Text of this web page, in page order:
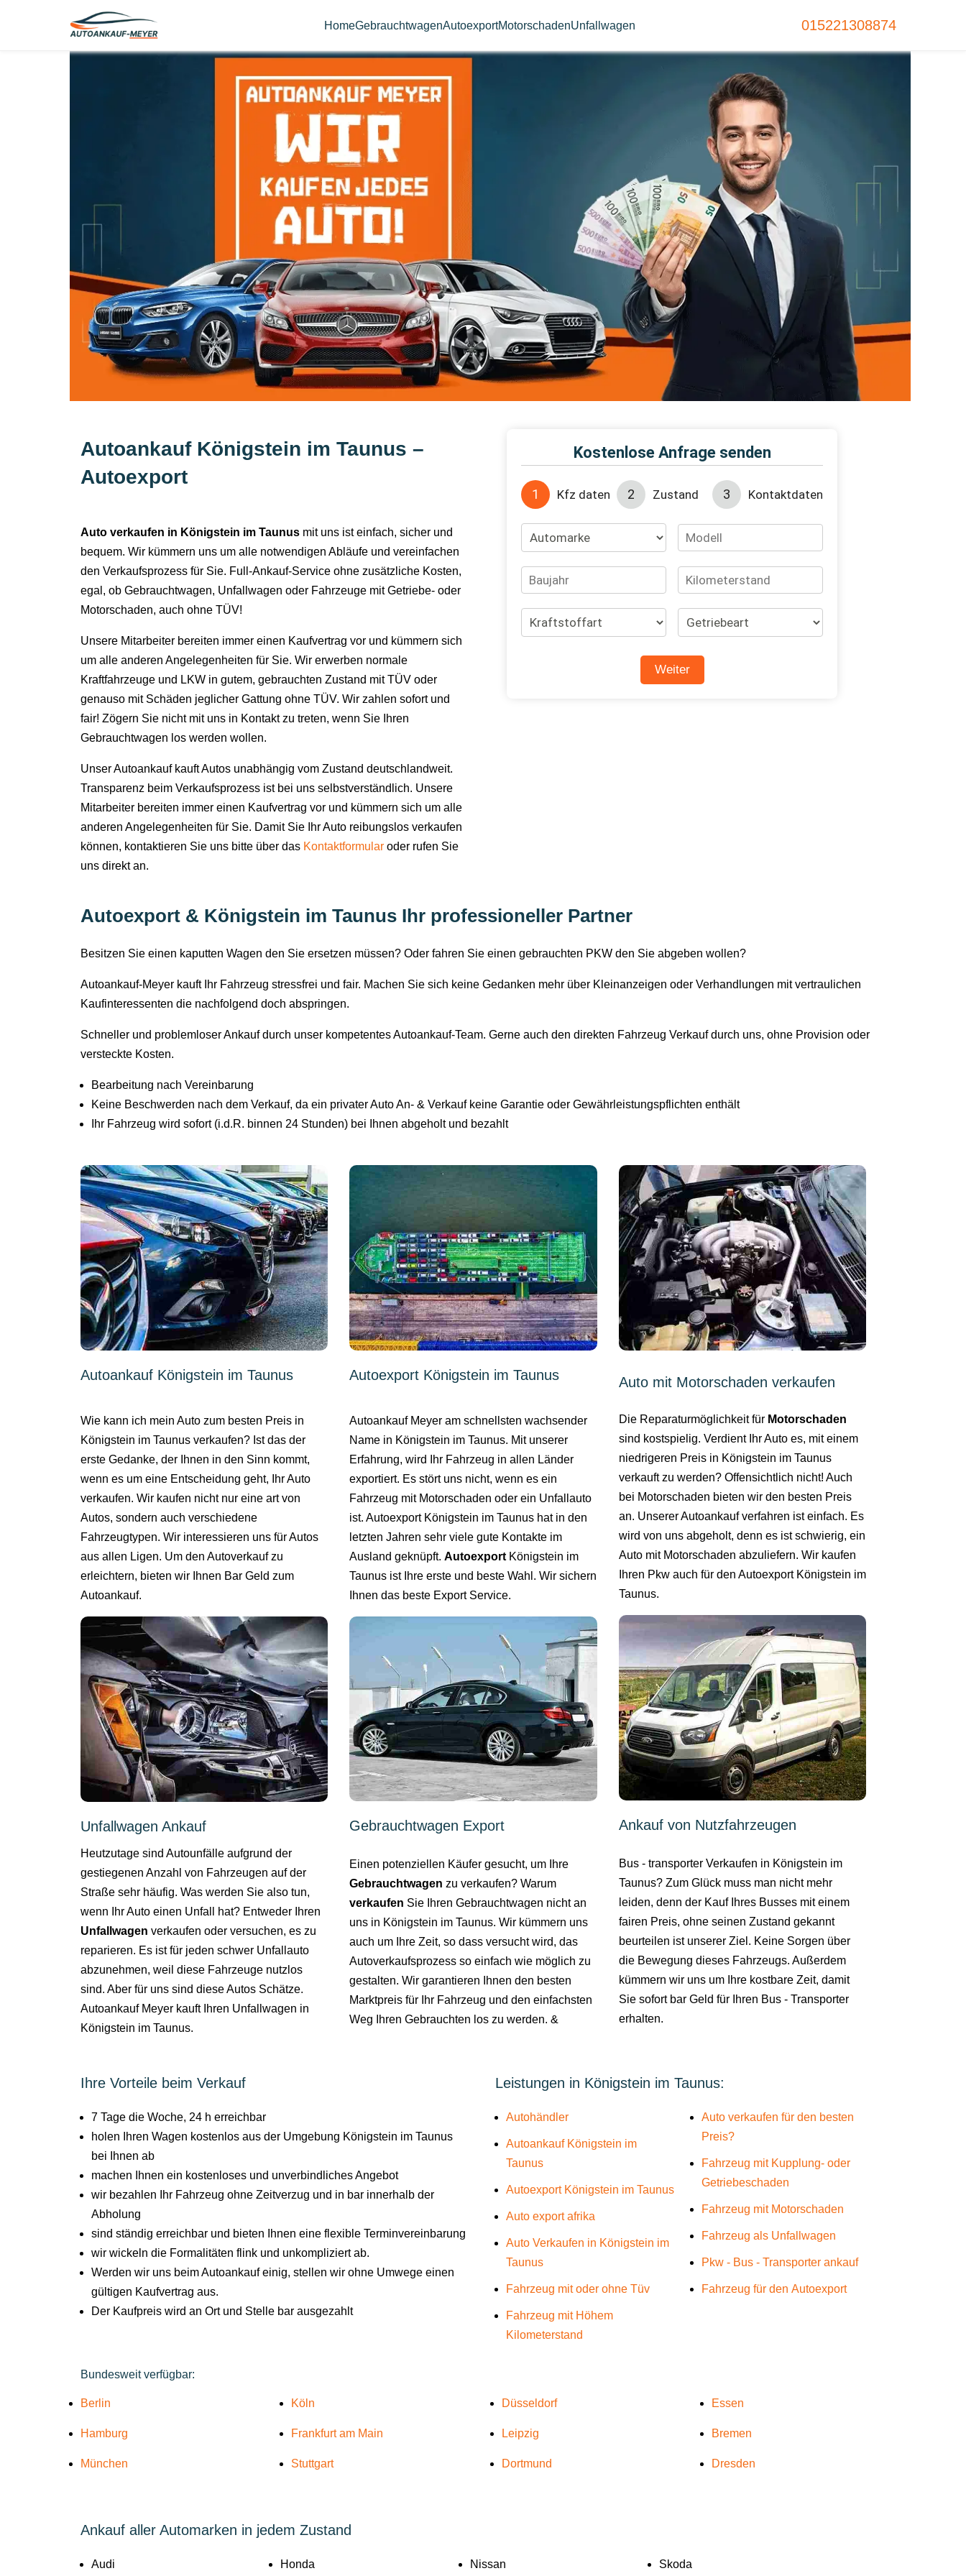
HomeGebrauchtwagenAutoexportMotorschadenUnfallwagen 015221308874
Autoankauf Königstein im Taunus –
Autoexport
Auto verkaufen in Königstein im Taunus mit uns ist einfach, sicher und
bequem. Wir kümmern uns um alle notwendigen Abläufe und vereinfachen
den Verkaufsprozess für Sie. Full-Ankauf-Service ohne zusätzliche Kosten,
egal, ob Gebrauchtwagen, Unfallwagen oder Fahrzeuge mit Getriebe- oder
Motorschaden, auch ohne TÜV!
Unsere Mitarbeiter bereiten immer einen Kaufvertrag vor und kümmern sich
um alle anderen Angelegenheiten für Sie. Wir erwerben normale
Kraftfahrzeuge und LKW in gutem, gebrauchten Zustand mit TÜV oder
genauso mit Schäden jeglicher Gattung ohne TÜV. Wir zahlen sofort und
fair! Zögern Sie nicht mit uns in Kontakt zu treten, wenn Sie Ihren
Gebrauchtwagen los werden wollen.
Unser Autoankauf kauft Autos unabhängig vom Zustand deutschlandweit.
Transparenz beim Verkaufsprozess ist bei uns selbstverständlich. Unsere
Mitarbeiter bereiten immer einen Kaufvertrag vor und kümmern sich um alle
anderen Angelegenheiten für Sie. Damit Sie Ihr Auto reibungslos verkaufen
können, kontaktieren Sie uns bitte über das Kontaktformular oder rufen Sie
uns direkt an.
Autoexport & Königstein im Taunus Ihr professioneller Partner
Besitzen Sie einen kaputten Wagen den Sie ersetzen müssen? Oder fahren Sie einen gebrauchten PKW den Sie abgeben wollen?
Autoankauf-Meyer kauft Ihr Fahrzeug stressfrei und fair. Machen Sie sich keine Gedanken mehr über Kleinanzeigen oder Verhandlungen mit vertraulichen
Kaufinteressenten die nachfolgend doch abspringen.
Schneller und problemloser Ankauf durch unser kompetentes Autoankauf-Team. Gerne auch den direkten Fahrzeug Verkauf durch uns, ohne Provision oder
versteckte Kosten.
Bearbeitung nach Vereinbarung
Keine Beschwerden nach dem Verkauf, da ein privater Auto An- & Verkauf keine Garantie oder Gewährleistungspflichten enthält
Ihr Fahrzeug wird sofort (i.d.R. binnen 24 Stunden) bei Ihnen abgeholt und bezahlt
Autoankauf Königstein im Taunus
Wie kann ich mein Auto zum besten Preis in
Königstein im Taunus verkaufen? Ist das der
erste Gedanke, der Ihnen in den Sinn kommt,
wenn es um eine Entscheidung geht, Ihr Auto
verkaufen. Wir kaufen nicht nur eine art von
Autos, sondern auch verschiedene
Fahrzeugtypen. Wir interessieren uns für Autos
aus allen Ligen. Um den Autoverkauf zu
erleichtern, bieten wir Ihnen Bar Geld zum
Autoankauf.
Unfallwagen Ankauf
Heutzutage sind Autounfälle aufgrund der
gestiegenen Anzahl von Fahrzeugen auf der
Straße sehr häufig. Was werden Sie also tun,
wenn Ihr Auto einen Unfall hat? Entweder Ihren
Unfallwagen verkaufen oder versuchen, es zu
reparieren. Es ist für jeden schwer Unfallauto
abzunehmen, weil diese Fahrzeuge nutzlos
sind. Aber für uns sind diese Autos Schätze.
Autoankauf Meyer kauft Ihren Unfallwagen in
Königstein im Taunus.
Autoexport Königstein im Taunus
Autoankauf Meyer am schnellsten wachsender
Name in Königstein im Taunus. Mit unserer
Erfahrung, wird Ihr Fahrzeug in allen Länder
exportiert. Es stört uns nicht, wenn es ein
Fahrzeug mit Motorschaden oder ein Unfallauto
ist. Autoexport Königstein im Taunus hat in den
letzten Jahren sehr viele gute Kontakte im
Ausland geknüpft.Autoexport Königstein im
Taunus ist Ihre erste und beste Wahl. Wir sichern
Ihnen das beste Export Service.
Gebrauchtwagen Export
Einen potenziellen Käufer gesucht, um Ihre
Gebrauchtwagen zu verkaufen? Warum
verkaufen Sie Ihren Gebrauchtwagen nicht an
uns in Königstein im Taunus. Wir kümmern uns
auch um Ihre Zeit, so dass versucht wird, das
Autoverkaufsprozess so einfach wie möglich zu
gestalten. Wir garantieren Ihnen den besten
Marktpreis für Ihr Fahrzeug und den einfachsten
Weg Ihren Gebrauchten los zu werden. &
Auto mit Motorschaden verkaufen
Die Reparaturmöglichkeit für Motorschaden
sind kostspielig. Verdient Ihr Auto es, mit einem
niedrigeren Preis in Königstein im Taunus
verkauft zu werden? Offensichtlich nicht! Auch
bei Motorschaden bieten wir den besten Preis
an. Unserer Autoankauf verfahren ist einfach. Es
wird von uns abgeholt, denn es ist schwierig, ein
Auto mit Motorschaden abzuliefern. Wir kaufen
Ihren Pkw auch für den Autoexport Königstein im
Taunus.
Ankauf von Nutzfahrzeugen
Bus - transporter Verkaufen in Königstein im
Taunus? Zum Glück muss man nicht mehr
leiden, denn der Kauf Ihres Busses mit einem
fairen Preis, ohne seinen Zustand gekannt
beurteilen ist unserer Ziel. Keine Sorgen über
die Bewegung dieses Fahrzeugs. Außerdem
kümmern wir uns um Ihre kostbare Zeit, damit
Sie sofort bar Geld für Ihren Bus - Transporter
erhalten.
Ihre Vorteile beim Verkauf
7 Tage die Woche, 24 h erreichbar
holen Ihren Wagen kostenlos aus der Umgebung Königstein im Taunus
bei Ihnen ab
machen Ihnen ein kostenloses und unverbindliches Angebot
wir bezahlen Ihr Fahrzeug ohne Zeitverzug und in bar innerhalb der
Abholung
sind ständig erreichbar und bieten Ihnen eine flexible Terminvereinbarung
wir wickeln die Formalitäten flink und unkompliziert ab.
Werden wir uns beim Autoankauf einig, stellen wir ohne Umwege einen
gültigen Kaufvertrag aus.
Der Kaufpreis wird an Ort und Stelle bar ausgezahlt
Leistungen in Königstein im Taunus:
Autohändler
Autoankauf Königstein im
Taunus
Autoexport Königstein im Taunus
Auto export afrika
Auto Verkaufen in Königstein im
Taunus
Fahrzeug mit oder ohne Tüv
Fahrzeug mit Höhem
Kilometerstand
Auto verkaufen für den besten
Preis?
Fahrzeug mit Kupplung- oder
Getriebeschaden
Fahrzeug mit Motorschaden
Fahrzeug als Unfallwagen
Pkw - Bus - Transporter ankauf
Fahrzeug für den Autoexport
Bundesweit verfügbar:
Berlin
Hamburg
München
Köln
Frankfurt am Main
Stuttgart
Düsseldorf
Leipzig
Dortmund
Essen
Bremen
Dresden
Ankauf aller Automarken in jedem Zustand
Audi Honda Nissan Skoda